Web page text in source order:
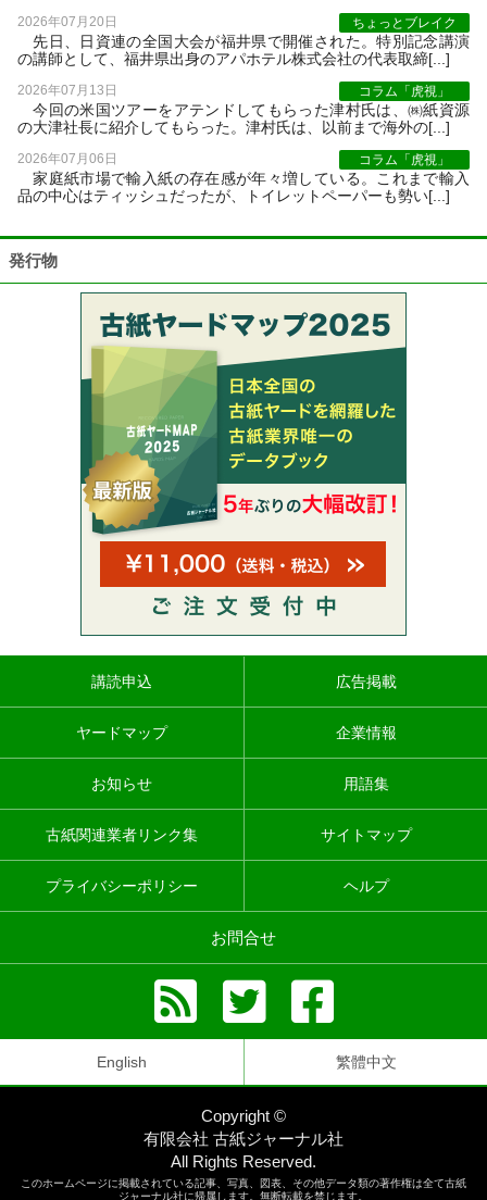
2026年07月20日 ちょっとブレイク
先日、日資連の全国大会が福井県で開催された。特別記念講演
の講師として、福井県出身のアパホテル株式会社の代表取締[...]
2026年07月13日 コラム「虎視」
今回の米国ツアーをアテンドしてもらった津村氏は、㈱紙資源
の大津社長に紹介してもらった。津村氏は、以前まで海外の[...]
2026年07月06日 コラム「虎視」
家庭紙市場で輸入紙の存在感が年々増している。これまで輸入
品の中心はティッシュだったが、トイレットペーパーも勢い[...]
発行物
講読申込 広告掲載
ヤードマップ 企業情報
お知らせ 用語集
古紙関連業者リンク集 サイトマップ
プライバシーポリシー ヘルプ
お問合せ
English 繁體中文
Copyright ©
有限会社 古紙ジャーナル社
All Rights Reserved.
このホームページに掲載されている記事、写真、図表、その他データ類の著作権は全て古紙
ジャーナル社に帰属します。無断転載を禁じます。